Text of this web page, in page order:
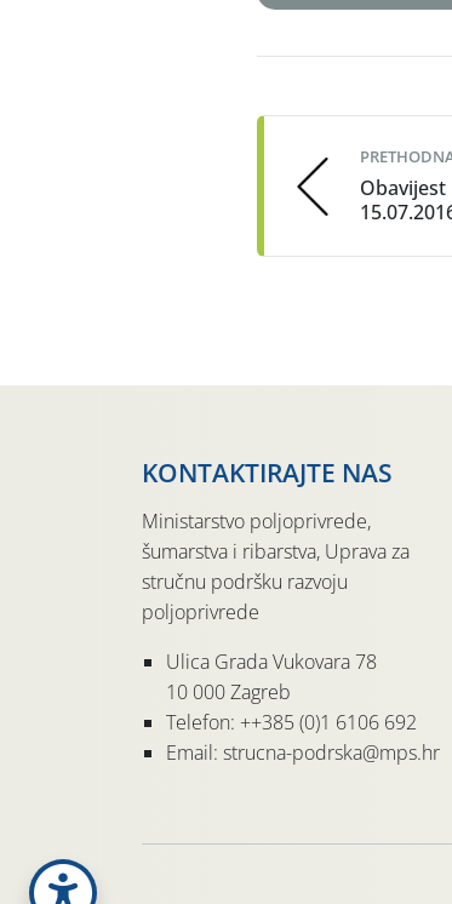
navigation
KONTAKTIRAJTE NAS
Ministarstvo poljoprivrede,
šumarstva i ribarstva, Uprava za
stručnu podršku razvoju
poljoprivrede
Ulica Grada Vukovara 78
10 000 Zagreb
Telefon: ++385 (0)1 6106 692
Email: strucna-podrska@mps.hr